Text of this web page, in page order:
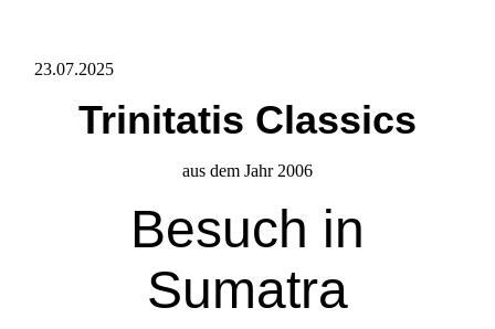
23.07.2025
Trinitatis Classics
aus dem Jahr 2006
Besuch in
Sumatra